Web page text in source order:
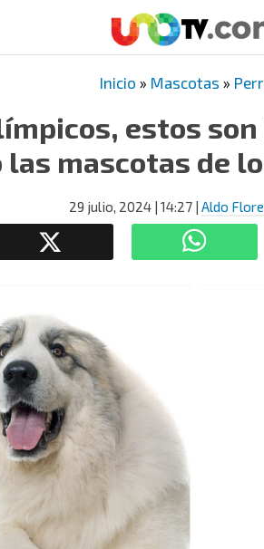
Inicio » Mascotas »
estos
mascotas de
29 julio, 2024| 14:27| Aldo